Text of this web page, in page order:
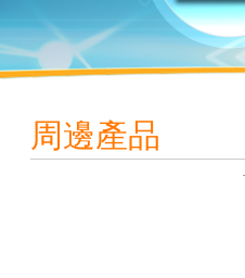
周邊產品